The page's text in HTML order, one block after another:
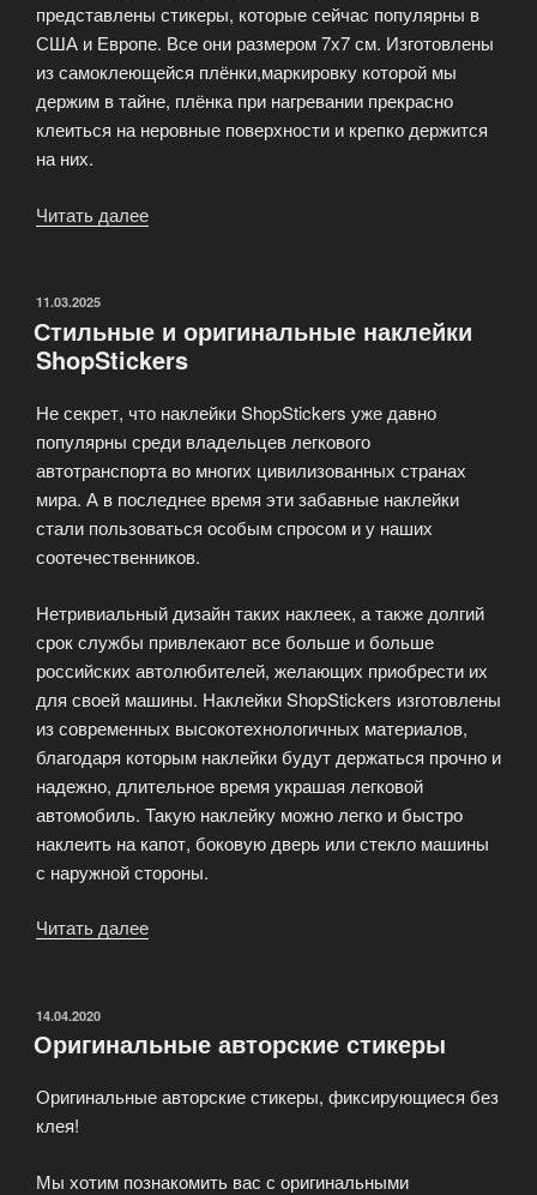
представлены стикеры, которые сейчас популярны в
США и Европе. Все они размером 7х7 см. Изготовлены
из самоклеющейся плёнки,маркировку которой мы
держим в тайне, плёнка при нагревании прекрасно
клеиться на неровные поверхности и крепко держится
на них.
Читать далее
наклеек)»
ОПУБЛИКОВАНО
11.03.2025
Стильные и оригинальные наклейки
ShopStickers
Не секрет, что наклейки ShopStickers уже давно
популярны среди владельцев легкового
автотранспорта во многих цивилизованных странах
мира. А в последнее время эти забавные наклейки
стали пользоваться особым спросом и у наших
соотечественников.
Нетривиальный дизайн таких наклеек, а также долгий
срок службы привлекают все больше и больше
российских автолюбителей, желающих приобрести их
для своей машины. Наклейки ShopStickers изготовлены
из современных высокотехнологичных материалов,
благодаря которым наклейки будут держаться прочно и
надежно, длительное время украшая легковой
автомобиль. Такую наклейку можно легко и быстро
наклеить на капот, боковую дверь или стекло машины
с наружной стороны.
Читать далее
ShopStickers»
ОПУБЛИКОВАНО
14.04.2020
Оригинальные авторские стикеры
Оригинальные авторские стикеры, фиксирующиеся без
клея!
Мы хотим познакомить вас с оригинальными